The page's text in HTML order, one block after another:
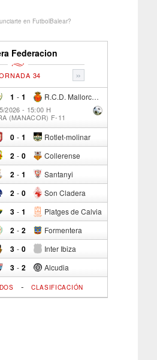
en FutbolBalear?
Federacion
»
34
1 - R.C.D. Mallorca Sad "B"
1
2026 - 15:00 H
(MANACOR) F-11
0 - Rotlet-molinar
1
2 - Collerense
0
2 - Santanyi
1
2 - Son Cladera
0
3 - Platges de Calvia
1
2 - Formentera
2
3 - Inter Ibiza
0
3 - Alcudia
2
- CLASIFICACIÓN